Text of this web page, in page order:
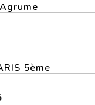
5ème